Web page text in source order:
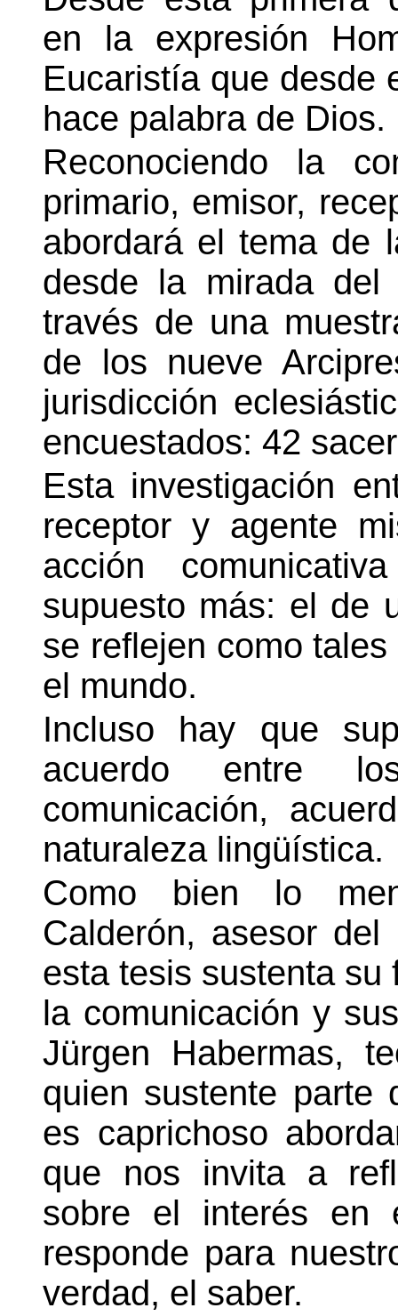
en la expresión
Eucaristía que desde
hace palabra de Dios.
Reconociendo la
primario, emisor,
abordará el tema de
desde la mirada
través de una
de los nueve
jurisdicción
encuestados: 42
Esta investigación
receptor y agente
acción
supuesto más: el de
se reflejen como
el mundo.
Incluso hay que
acuerdo entre
comunicación,
naturaleza lingüística.
Como bien lo
Calderón, asesor
esta tesis sustenta su
la comunicación y
Jürgen Habermas,
quien sustente parte
es caprichoso
que nos invita a
sobre el interés en
responde para
verdad, el saber.